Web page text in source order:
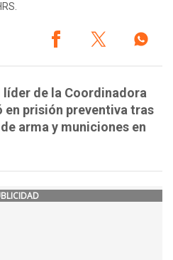
de la Coordinadora
prisión preventiva tras
arma y municiones en